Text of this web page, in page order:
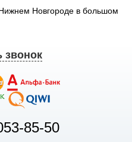
Новгороде в большом
звонок
85-50